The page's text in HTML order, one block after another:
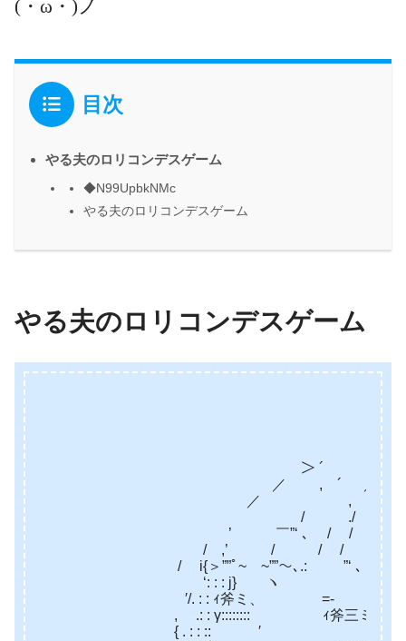
(・ω・)ノ
目次
やる夫のロリコンデスゲーム
◆N99UpbkNMc
やる夫のロリコンデスゲーム
やる夫のロリコンデスゲーム
‐…‐
Ｙﾆﾆﾆﾆﾆ
」ﾆﾆﾆﾆﾆﾆ
´ i ﾆﾆﾆﾆﾆﾆ
＞ ´ ﾆﾆﾆﾆﾆﾆﾆﾆ
／ , ´ ／ Ⅴﾆﾆﾆﾆﾆﾆﾆﾆ
／ , .Ⅴﾆﾆﾆﾆﾆﾆﾆ
/ ./ ∧ ﾆﾆﾆﾆﾆﾆﾆﾆ
’ ￣”‘ ､ / / V/ ＼ﾆﾆﾆﾆﾆ
/ ,’ / / / V/ .i{´¨ ＜＿
/ i{＞””ﾟ~ ~””～､.: ￣”‘ ､
‘: : : j} ヽ V/ `´ /
′/. : : ｨ斧ミ、 =‐
, .: : γ:::::::: ｨ斧三ミx.
{ . : : :: ′ ヾ .